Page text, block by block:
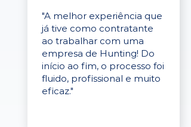
"A melhor experiência que
já tive como contratante
ao trabalhar com uma
empresa de Hunting! Do
início ao fim, o processo foi
fluido, profissional e muito
eficaz."